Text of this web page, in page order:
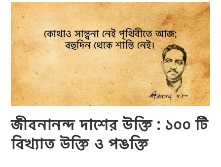
জীবনানন্দ দাশের উক্তি : ১০০ টি
বিখ্যাত উক্তি ও পঙক্তি